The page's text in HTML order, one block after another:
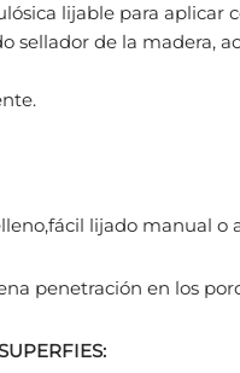
lijable para
sellador de la madera,
lijado manual o
penetración en los